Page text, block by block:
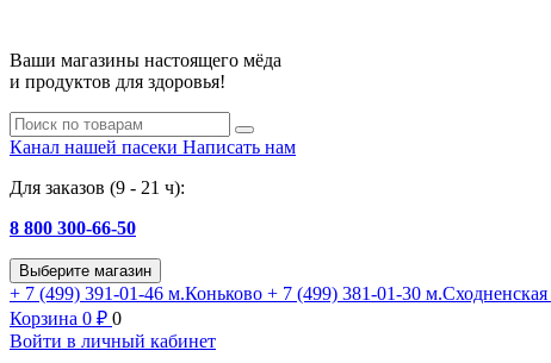
Ваши магазины настоящего мёда
и продуктов для здоровья!
Канал нашей пасеки Написать нам
Для заказов (9 - 21 ч):
8 800 300-66-50
Выберите магазин
+ 7 (499) 391-01-46 м.Коньково + 7 (499) 381-01-30 м.Сходненская
Корзина 0 ₽ 0
Войти в личный кабинет